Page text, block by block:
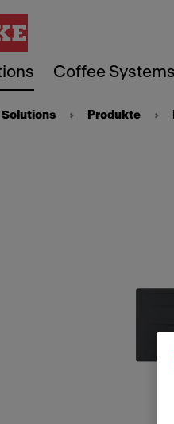
Coffee Systems
Solutions Produkte